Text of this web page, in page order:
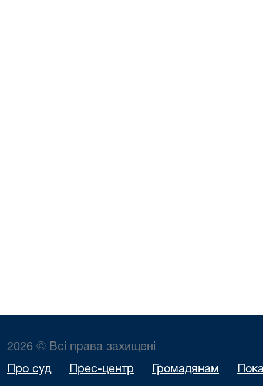
2026 © Всі права захищені
Про суд Прес-центр Громадянам